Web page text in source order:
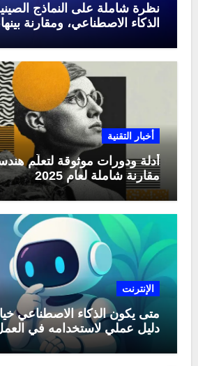
نظرة شاملة على النماذج
الذكاء الاصطناعي، ومقارنة
أخبار التقنية
أدلة ودورات موثوقة لتعلّم
مقارنة شاملة لعام 2025
الإنترنت
متى يكون الذكاء الاصطناعي
دليل عملي لاستخدامه في